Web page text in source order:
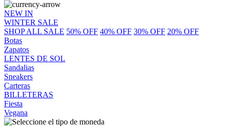
NEW IN
WINTER SALE
SHOP ALL SALE 50% OFF 40% OFF 30% OFF 20% OFF
Botas
Zapatos
LENTES DE SOL
Sandalias
Sneakers
Carteras
BILLETERAS
Fiesta
Vegana